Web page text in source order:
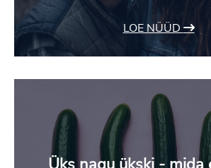
LOE NÜÜD